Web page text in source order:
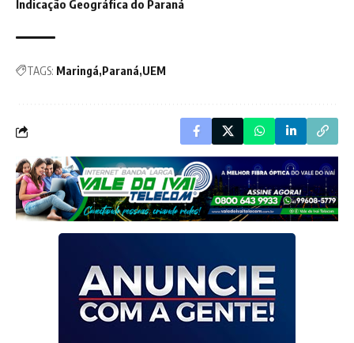
Indicação Geográfica do Paraná
TAGS: Maringá Paraná UEM